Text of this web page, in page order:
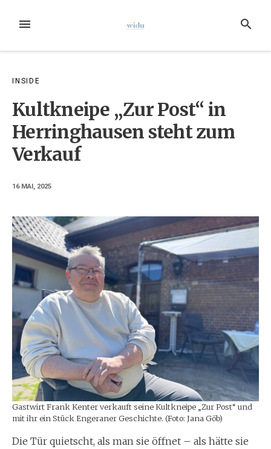
InhaltMENÜ SUCHE
INSIDE
Kultkneipe „Zur Post“ in
Herringhausen steht zum
Verkauf
16 MAI, 2025
Gastwirt Frank Kenter verkauft seine Kultkneipe „Zur Post“ und
mit ihr ein Stück Engeraner Geschichte. (Foto: Jana Göb)
Die Tür quietscht, als man sie öffnet – als hätte sie